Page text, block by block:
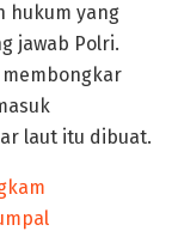
hukum yang
jawab Polri.
laut itu dibuat.